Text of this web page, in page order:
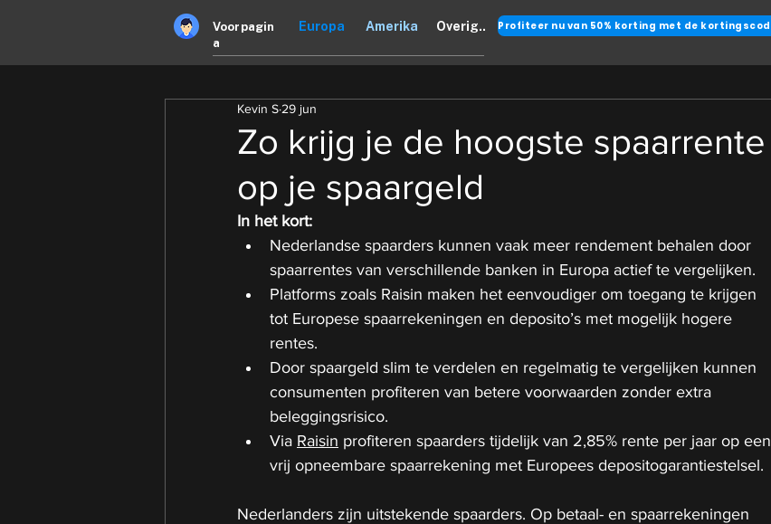
Voorpagin
a
Europa Amerika Overig..
Zo krijg je de hoogste spaarrente
op je spaargeld
Kevin S 29 jun
In het kort:
Nederlandse spaarders kunnen vaak meer rendement behalen door
spaarrentes van verschillende banken in Europa actief te vergelijken.
Platforms zoals Raisin maken het eenvoudiger om toegang te krijgen
tot Europese spaarrekeningen en deposito’s met mogelijk hogere
rentes.
Door spaargeld slim te verdelen en regelmatig te vergelijken kunnen
consumenten profiteren van betere voorwaarden zonder extra
beleggingsrisico.
Via Raisin profiteren spaarders tijdelijk van 2,85% rente per jaar op een
vrij opneembare spaarrekening met Europees depositogarantiestelsel.
Nederlanders zijn uitstekende spaarders. Op betaal- en spaarrekeningen